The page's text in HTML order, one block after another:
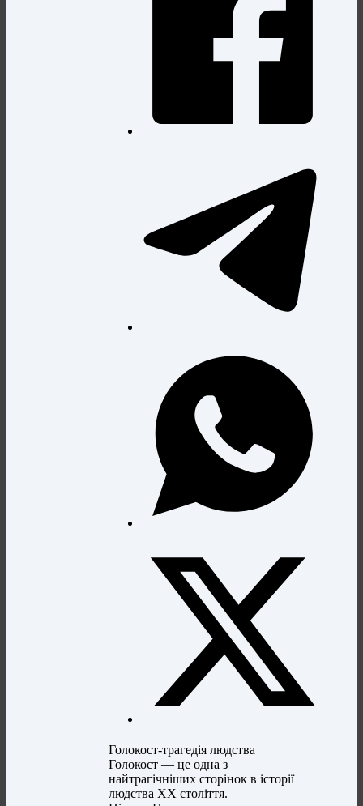
Голокост-трагедія людства
Голокост — це одна з
найтрагічніших сторінок в історії
людства ХХ століття.